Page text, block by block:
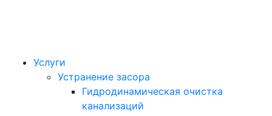
Услуги
Устранение засора
Гидродинамическая очистка
канализаций